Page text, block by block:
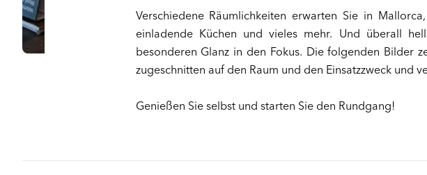
Verschiedene Räumlichkeiten erwarten Sie in
einladende Küchen und vieles mehr. Und überall
besonderen Glanz in den Fokus. Die folgenden Bilder
zugeschnitten auf den Raum und den Einsatzzweck und
Genießen Sie selbst und starten Sie den Rundgang!